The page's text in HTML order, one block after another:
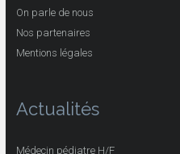
On parle de nous
Nos partenaires
Mentions légales
Actualités
Médecin pédiatre H/F